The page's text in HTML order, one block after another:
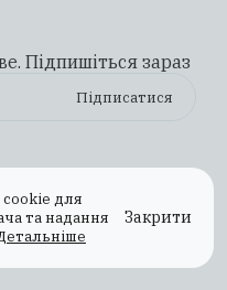
Підпишіться зараз
Facebook
та обмін
для
та надання
Закрити